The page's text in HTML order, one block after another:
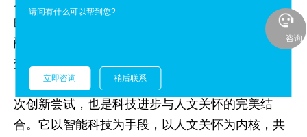
的侥幸心理都可能付出沉重的代价。同时，它也提
醒我们：在享受城市交通带来的便捷时，更应遵守
交通规则，尊重他人的生命安全。
AI智能劝导卫士的出现，是城市交通管理的一
次创新尝试，也是科技进步与人文关怀的完美结
合。它以智能科技为手段，以人文关怀为内核，共
请问有什么可以帮到您?
立即咨询 稍后联系
咨询